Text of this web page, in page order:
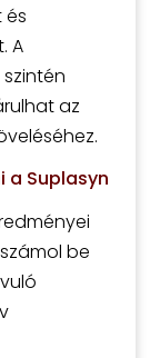
és
A
az
a Suplasyn
be